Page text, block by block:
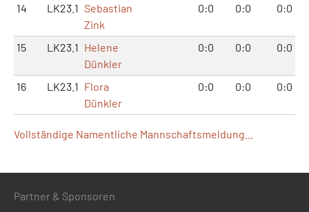
14 LK23.1 Sebastian
Zink
0:0 0:0 0:0
15 LK23.1 Helene
Dünkler
0:0 0:0 0:0
16 LK23.1 Flora
Dünkler
0:0 0:0 0:0
Vollständige Namentliche Mannschaftsmeldung...
Partner & Sponsoren